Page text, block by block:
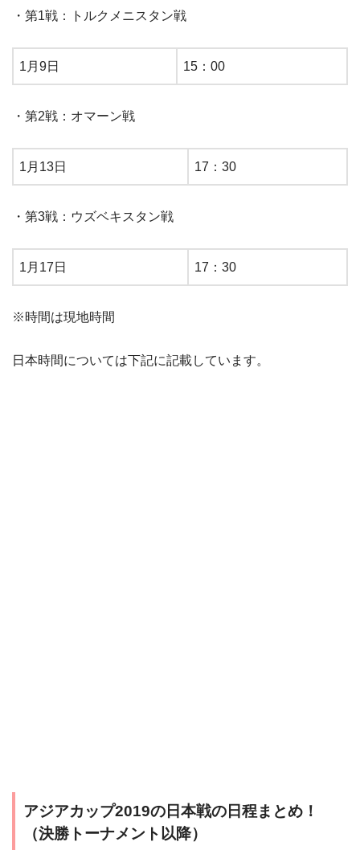
・第1戦：トルクメニスタン戦
1月9日 15：00
・第2戦：オマーン戦
1月13日 17：30
・第3戦：ウズベキスタン戦
1月17日 17：30
※時間は現地時間
日本時間については下記に記載しています。
アジアカップ2019の日本戦の日程まとめ！
（決勝トーナメント以降）